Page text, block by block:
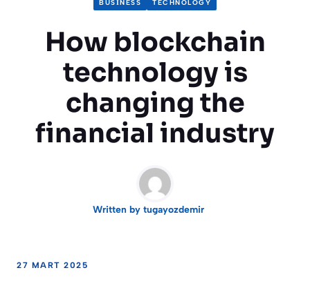
BUSINESS TECHNOLOGY
How blockchain
technology is
changing the
financial industry
Written by tugayozdemir
27 MART 2025